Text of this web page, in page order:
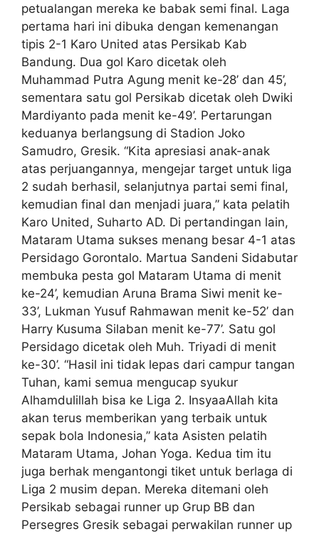
petualangan mereka ke babak semi final. Laga
pertama hari ini dibuka dengan kemenangan
tipis 2-1 Karo United atas Persikab Kab
Bandung. Dua gol Karo dicetak oleh
Muhammad Putra Agung menit ke-28’ dan 45’,
sementara satu gol Persikab dicetak oleh Dwiki
Mardiyanto pada menit ke-49’. Pertarungan
keduanya berlangsung di Stadion Joko
Samudro, Gresik. “Kita apresiasi anak-anak
atas perjuangannya, mengejar target untuk liga
2 sudah berhasil, selanjutnya partai semi final,
kemudian final dan menjadi juara,” kata pelatih
Karo United, Suharto AD. Di pertandingan lain,
Mataram Utama sukses menang besar 4-1 atas
Persidago Gorontalo. Martua Sandeni Sidabutar
membuka pesta gol Mataram Utama di menit
ke-24’, kemudian Aruna Brama Siwi menit ke-
33’, Lukman Yusuf Rahmawan menit ke-52’ dan
Harry Kusuma Silaban menit ke-77’. Satu gol
Persidago dicetak oleh Muh. Triyadi di menit
ke-30’. “Hasil ini tidak lepas dari campur tangan
Tuhan, kami semua mengucap syukur
Alhamdulillah bisa ke Liga 2. InsyaaAllah kita
akan terus memberikan yang terbaik untuk
sepak bola Indonesia,” kata Asisten pelatih
Mataram Utama, Johan Yoga. Kedua tim itu
juga berhak mengantongi tiket untuk berlaga di
Liga 2 musim depan. Mereka ditemani oleh
Persikab sebagai runner up Grup BB dan
Persegres Gresik sebagai perwakilan runner up